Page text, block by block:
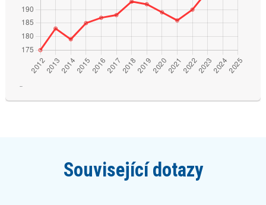
¨
Související dotazy